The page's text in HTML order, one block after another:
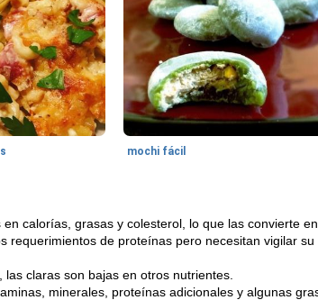
mochi fácil
calorías, grasas y colesterol, lo que las convierte
requerimientos de proteínas pero necesitan vigilar
claras son bajas en otros nutrientes.
minerales, proteínas adicionales y algunas